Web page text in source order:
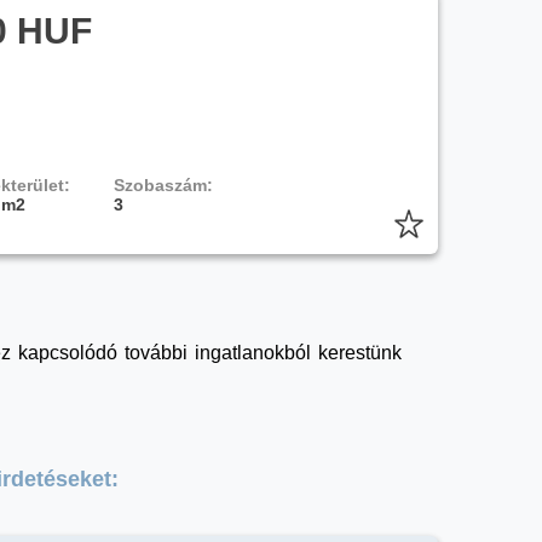
HUF
Szobaszám:
3
kapcsolódó további ingatlanokból kerestünk